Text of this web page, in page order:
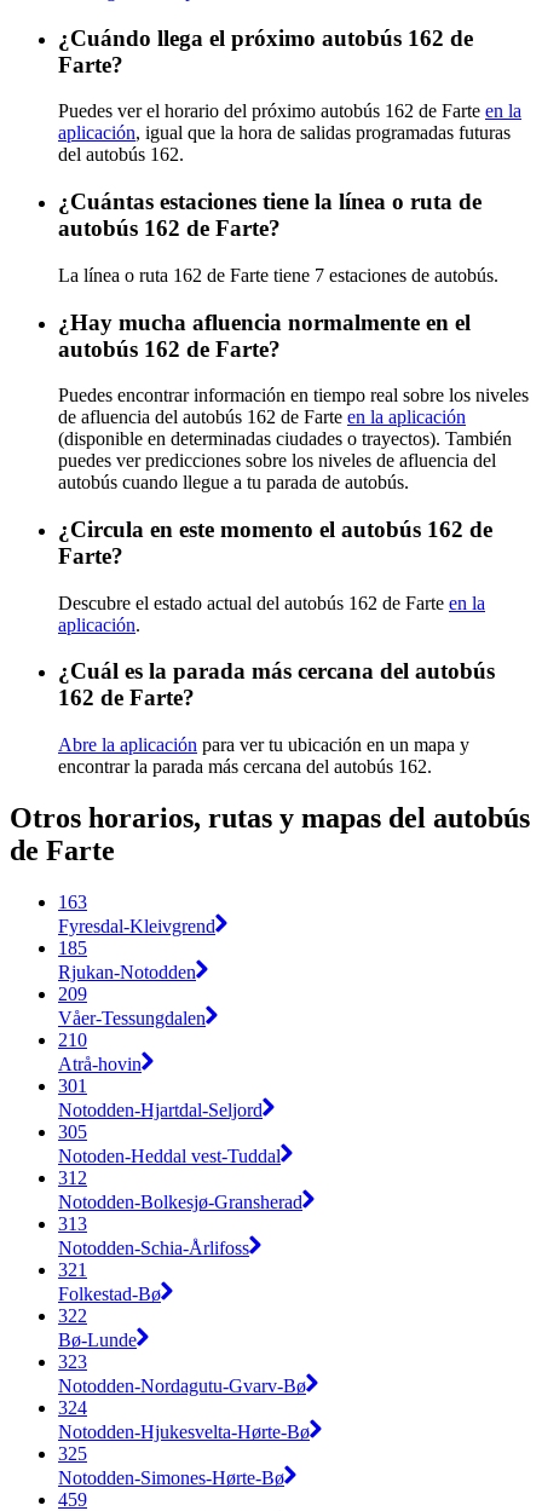
¿Cuándo llega el próximo autobús 162 de
Farte?
Puedes ver el horario del próximo autobús 162 de Farte en la
aplicación, igual que la hora de salidas programadas futuras
del autobús 162.
¿Cuántas estaciones tiene la línea o ruta de
autobús 162 de Farte?
La línea o ruta 162 de Farte tiene 7 estaciones de autobús.
¿Hay mucha afluencia normalmente en el
autobús 162 de Farte?
Puedes encontrar información en tiempo real sobre los niveles
de afluencia del autobús 162 de Farte en la aplicación
(disponible en determinadas ciudades o trayectos). También
puedes ver predicciones sobre los niveles de afluencia del
autobús cuando llegue a tu parada de autobús.
¿Circula en este momento el autobús 162 de
Farte?
Descubre el estado actual del autobús 162 de Farte en la
aplicación.
¿Cuál es la parada más cercana del autobús
162 de Farte?
Abre la aplicación para ver tu ubicación en un mapa y
encontrar la parada más cercana del autobús 162.
Otros horarios, rutas y mapas del autobús
de Farte
163
Fyresdal-Kleivgrend
185
Rjukan-Notodden
209
Våer-Tessungdalen
210
Atrå-hovin
301
Notodden-Hjartdal-Seljord
305
Notoden-Heddal vest-Tuddal
312
Notodden-Bolkesjø-Gransherad
313
Notodden-Schia-Årlifoss
321
Folkestad-Bø
322
Bø-Lunde
323
Notodden-Nordagutu-Gvarv-Bø
324
Notodden-Hjukesvelta-Hørte-Bø
325
Notodden-Simones-Hørte-Bø
459